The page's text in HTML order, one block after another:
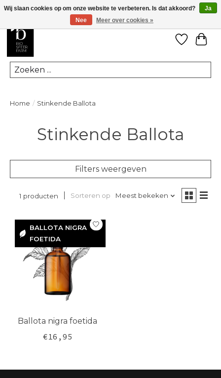
Zoeken
Home / Stinkende Ballota
Stinkende Ballota
Filters weergeven
1 producten Sorteren op Meest bekeken
BALLOTA NIGRA
FOETIDA
BALLOTA
NIGRA
FOETIDA
Ballota nigra foetida
€16,95
Wij slaan cookies op om onze website te verbeteren. Is dat akkoord?
Ja
Nee
Meer over cookies »